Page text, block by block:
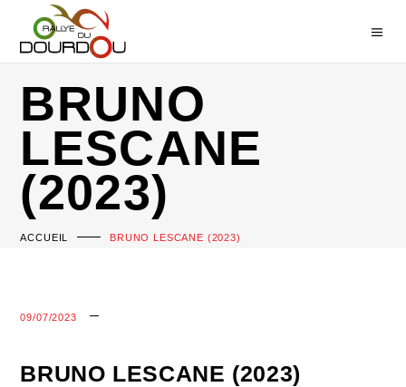
BRUNO
LESCANE
(2023)
ACCUEIL BRUNO LESCANE (2023)
09/07/2023
BRUNO LESCANE (2023)